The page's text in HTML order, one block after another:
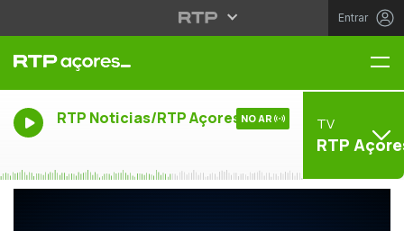
Entrar
RTP Noticias/RTP Açores NO AR TV
RTP